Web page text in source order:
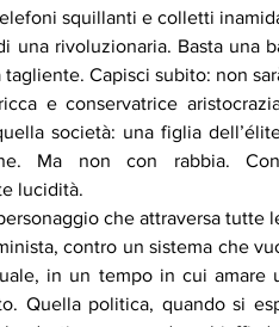
squillanti e colletti
una rivoluzionaria. Basta una
tagliente. Capisci subito: non
e conservatrice
società: una figlia
Ma non con rabbia.
lucidità.
che attraversa tutte
contro un sistema che
in un tempo in cui amare
Quella politica, quando si